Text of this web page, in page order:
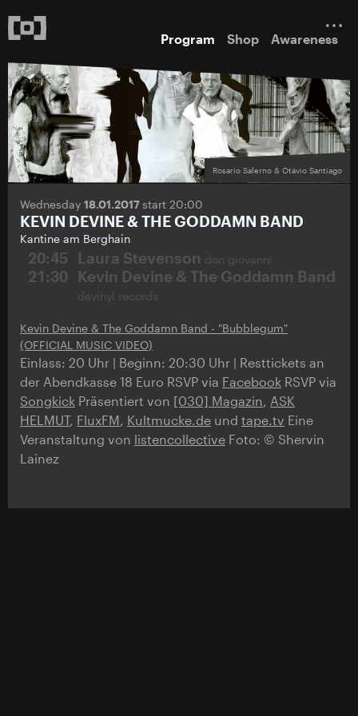
Program Shop Awareness
Rosario Salerno & Otávio Santiago
Wednesday 18.01.2017start 20:00
KEVIN DEVINE & THE GODDAMN BAND
Kantine am Berghain
20:45 Laura Stevenson don giovanni
21:30 Kevin Devine & The Goddamn Band
devinyl records
Kevin Devine & The Goddamn Band - "Bubblegum"
(OFFICIAL MUSIC VIDEO)
Einlass: 20 Uhr | Beginn: 20:30 Uhr | Resttickets an
der Abendkasse 18 Euro RSVP via Facebook RSVP via
Songkick Präsentiert von [030] Magazin ASK
HELMUT, FluxFM Kultmucke.de und tape.tv Eine
Veranstaltung von listencollective Foto: © Shervin
Lainez